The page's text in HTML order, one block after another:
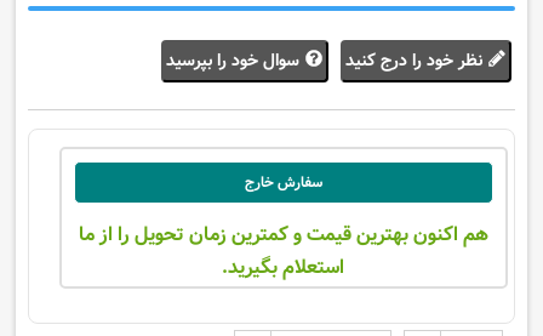
نظر خود را درج کنید سوال خود را بپرسید
سفارش خارج
هم اکنون بهترین قیمت و کمترین زمان تحویل را از ما
استعلام بگیرید.